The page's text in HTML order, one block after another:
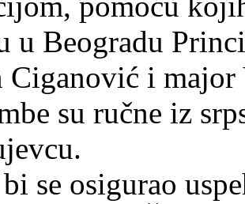
u Beogradu
i major
su ručne iz
se osigurao